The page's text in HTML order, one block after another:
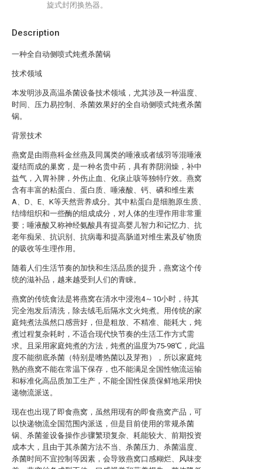
Description
一种全自动侧喷式炖煮杀菌锅
技术领域
本发明涉及高温杀菌设备技术领域，尤其涉及一种温度、
时间、压力易控制、杀菌效果好的全自动侧喷式炖煮杀菌
锅。
背景技术
燕窝是由雨燕科金丝燕及同属类的唾液或者绒羽等混唾液
凝结而成的巢窝，是一种名贵中药，具有养阴润燥，补中
益气，入胃补脾，外伤止血、化痰止咳等独特疗效。燕窝
含有丰富的粘蛋白、蛋白质、唾液酸、钙、磷和维生素
A、D、E、K等天然营养成分。其中粘蛋白是细胞原生质、
结缔组织和一些酶的组成成分，对人体的生理作用非常重
要；唾液酸又称神经氨酸具有提高婴儿智力和记忆力、抗
老年痴呆、抗识别、抗病毒和提高肠道对维生素及矿物质
的吸收等生理作用。
随着人们生活节奏的加快和生活品质的提升，燕窝这个传
统的滋补品，越来越受到人们的青睐。
燕窝的传统食法是将燕窝在清水中浸泡4～10小时，待其
完全泡发后清洗，除去绒毛后隔水文火炖煮。用传统的家
庭炖煮法虽然口感营好，但是粗放、不精准、能耗大，炖
煮过程复杂耗时，不适合现代快节奏的生活工作方式需
求。且采用家庭炖煮的方法，炖煮的温度为75-98℃，此温
度不能彻底杀菌（特别是嗜热菌以及芽孢），所以家庭炖
熟的燕窝不能在常温下保存，也不能满足全国性物流运输
和标准化高品质加工生产，不能全国性保质保鲜地采用快
递物流派送。
现在也出现了即食燕窝，虽然用现有的即食燕窝产品，可
以快递物流全国范围内派送，但是目前使用的常规杀菌
锅、杀菌釜设备操作步骤繁琐复杂、耗能较大、前期投资
成本大，且由于其杀菌方法不当、杀菌压力、杀菌温度、
杀菌时间不宜控制等因素，会导致燕窝口感糊烂、风味变
旋式封闭换热器。